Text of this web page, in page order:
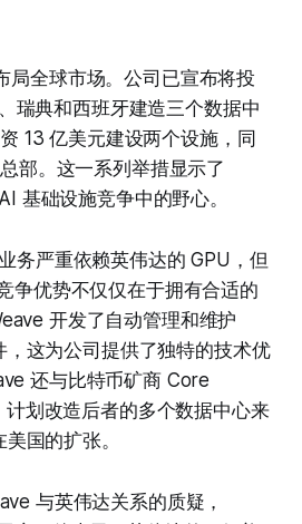
局全球市场。公司已宣布将投
瑞典和西班牙建造三个数据中
13 亿美元建设两个设施，同
部。这一系列举措显示了
基础设施竞争中的野心。
务严重依赖英伟达的 GPU，但
争优势不仅仅在于拥有合适的
开发了自动管理和维护
，这为公司提供了独特的技术优
还与比特币矿商 Core
划改造后者的多个数据中心来
国的扩张。
与英伟达关系的质疑，